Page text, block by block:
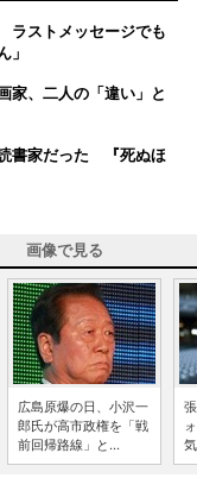
ラストメッセージでも
」
、二人の「違い」と
書家だった 『死ぬほ
画像で見る
広島原爆の日、小沢一
郎氏が高市政権を「戦
前回帰路線」と...